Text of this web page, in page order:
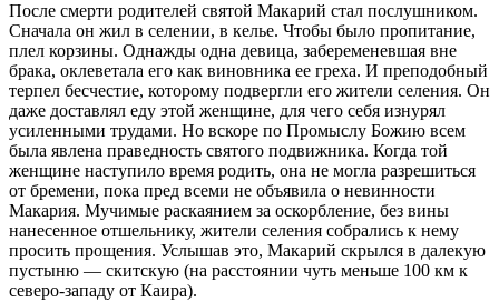
После смерти родителей святой Макарий стал послушником.
Сначала он жил в селении, в келье. Чтобы было пропитание,
плел корзины. Однажды одна девица, забеременевшая вне
брака, оклеветала его как виновника ее греха. И преподобный
терпел бесчестие, которому подвергли его жители селения. Он
даже доставлял еду этой женщине, для чего себя изнурял
усиленными трудами. Но вскоре по Промыслу Божию всем
была явлена праведность святого подвижника. Когда той
женщине наступило время родить, она не могла разрешиться
от бремени, пока пред всеми не объявила о невинности
Макария. Мучимые раскаянием за оскорбление, без вины
нанесенное отшельнику, жители селения собрались к нему
просить прощения. Услышав это, Макарий скрылся в далекую
пустыню — скитскую (на расстоянии чуть меньше 100 км к
северо-западу от Каира).